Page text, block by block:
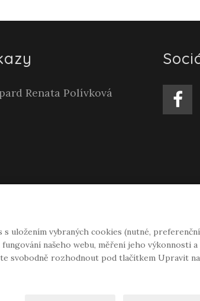
Renata Polívková
uložením vybraných cookies (nutné,
našeho webu, měření jeho výkonnosti
svobodně rozhodnout pod tlačítkem Upravit